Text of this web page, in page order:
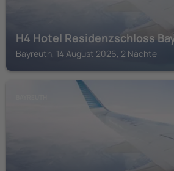
H4 Hotel Residenzschloss
Bayreuth, 14 August 2026, 2 Nächte